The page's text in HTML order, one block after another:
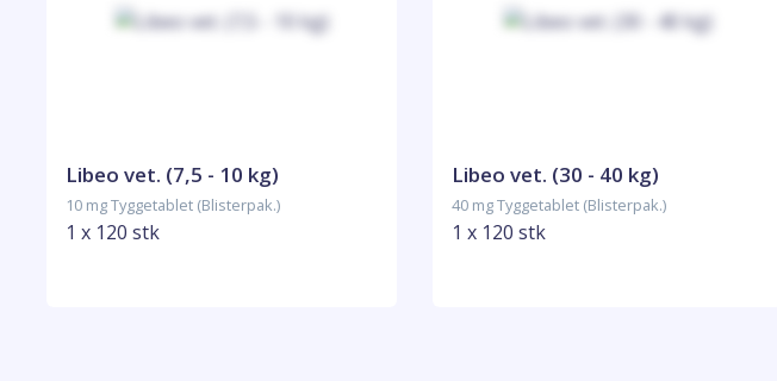
Libeo vet. (7,5 - 10 kg)
10 mg Tyggetablet (Blisterpak.)
1 x 120 stk
Libeo vet. (30 - 40 kg)
40 mg Tyggetablet (Blisterpak.)
1 x 120 stk